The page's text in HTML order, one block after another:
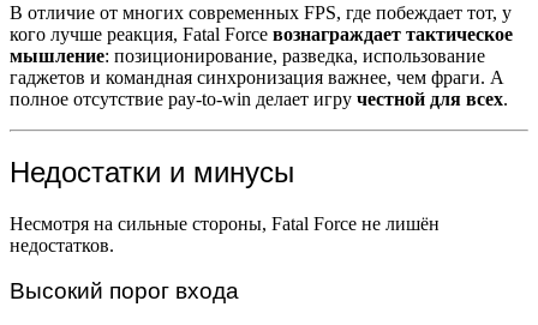
В отличие от многих современных FPS, где побеждает тот, у
кого лучше реакция, Fatal Force вознаграждает тактическое
мышление: позиционирование, разведка, использование
гаджетов и командная синхронизация важнее, чем фраги. А
полное отсутствие pay-to-win делает игру честной для всех.
Недостатки и минусы
Несмотря на сильные стороны, Fatal Force не лишён
недостатков.
Высокий порог входа